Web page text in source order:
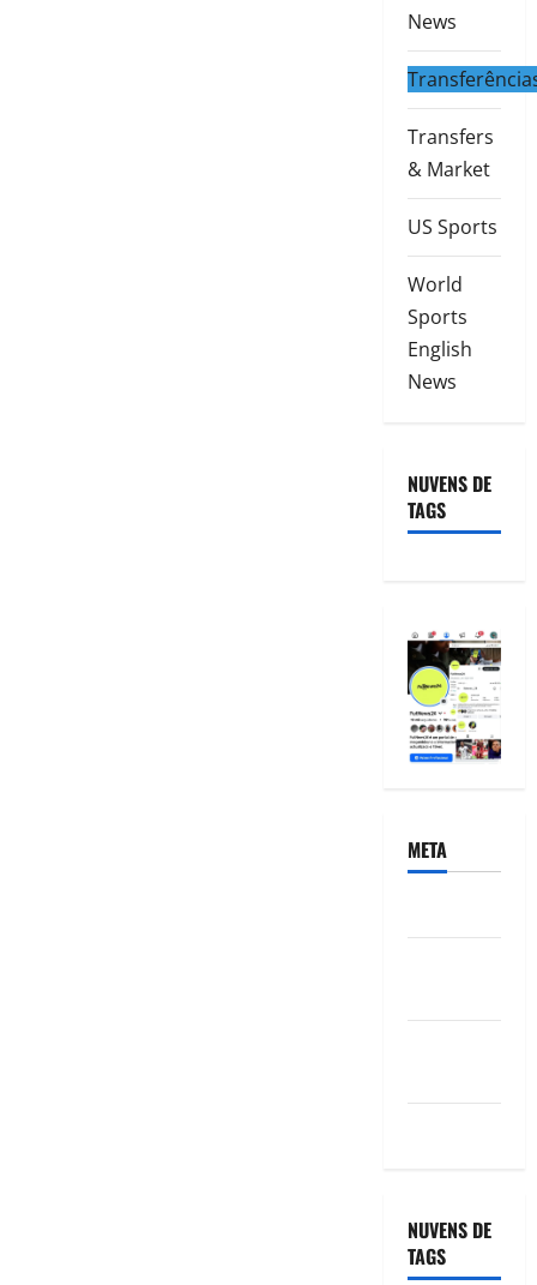
News
Transfers
& Market
US Sports
World
Sports
English
News
NUVENS DE
TAGS
META
NUVENS DE
TAGS